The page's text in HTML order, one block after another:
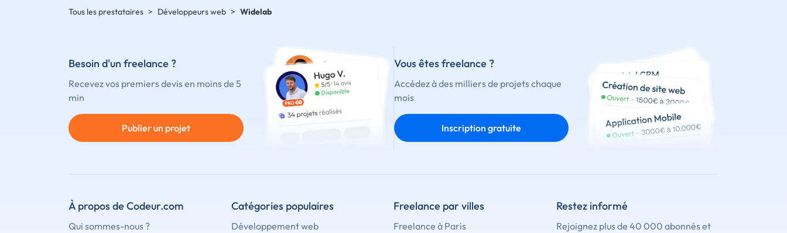
Tous les prestataires > Développeurs web > Widelab
Besoin d'un freelance ?
Recevez vos premiers devis en moins de 5
min
Publier un projet
Vous êtes freelance ?
Accédez à des milliers de projets chaque
mois
Inscription gratuite
À propos de Codeur.com
Qui sommes-nous ?
Catégories populaires
Développement web
Freelance par villes
Freelance à Paris
Restez informé
Rejoignez plus de 40 000 abonnés et